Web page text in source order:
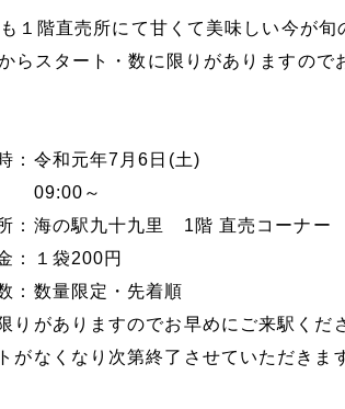
１階直売所にて甘くて美味しい今が
らスタート・数に限りがありますので
：令和元年7月6日(土)
～
：海の駅九十九里 1階 直売コーナー
：１袋200円
：数量限定・先着順
りがありますのでお早めにご来駅くだ
がなくなり次第終了させていただきま